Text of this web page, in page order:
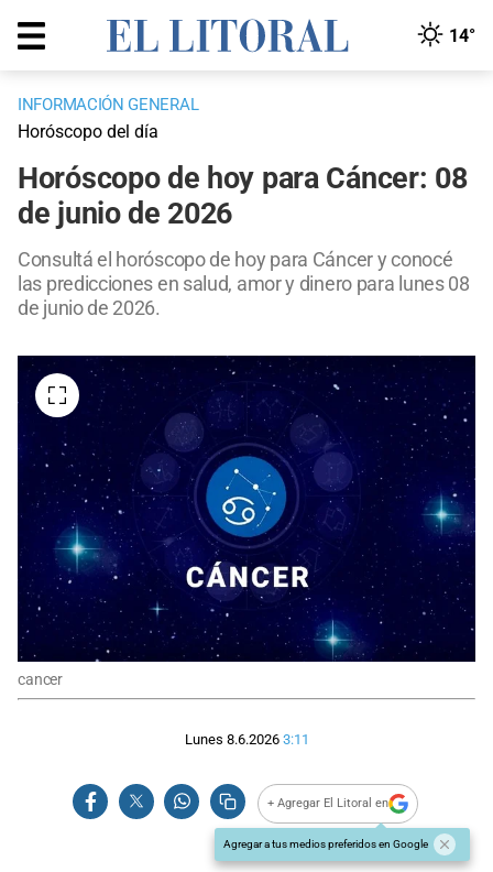
14°
INFORMACIÓN GENERAL
Horóscopo del día
Horóscopo de hoy para Cáncer: 08
de junio de 2026
Consultá el horóscopo de hoy para Cáncer y conocé
las predicciones en salud, amor y dinero para lunes 08
de junio de 2026.
cancer
Lunes 8.6.2026 3:11
+ Agregar El Litoral en
Agregar a tus medios preferidos en Google